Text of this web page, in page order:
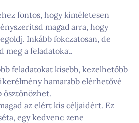
fontos, hogy kíméletesen
magad arra, hogy
Inkább fokozatosan, de
meg a feladatokat.
feladatokat kisebb, kezelhetőbb
hamarabb elérhetővé
ösztönözhet.
az elért kis céljaidért. Ez
egy kedvenc zene